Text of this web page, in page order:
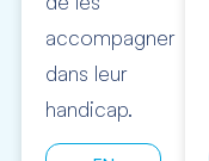
accompagner
dans leur
handicap.